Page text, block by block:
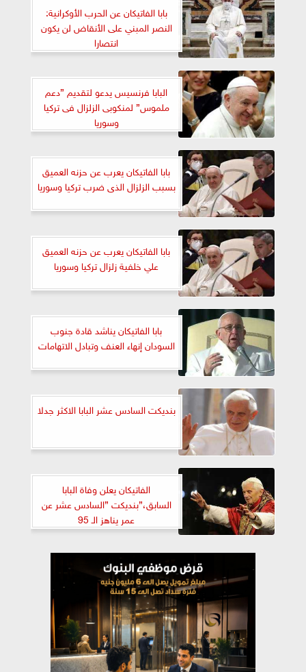
بابا الفاتيكان عن الحرب الأوكرانية:
النصر المبني على الأنقاض لن يكون
انتصارا
البابا فرنسيس يدعو لتقديم ”دعم
ملموس” لمنكوبى الزلزال فى تركيا
وسوريا
بابا الفاتيكان يعرب عن حزنه العميق
بسبب الزلزال الذى ضرب تركيا وسوريا
بابا الفاتيكان يعرب عن حزنه العميق
علي خلفية زلزال تركيا وسوريا
بابا الفاتيكان يناشد قادة جنوب
السودان إنهاء العنف وتبادل الاتهامات
بنديكت السادس عشر البابا الاكثر جدلا
الفاتيكان يعلن وفاة البابا
السابق،”بنديكت ”السادس عشر عن
عمر يناهز الـ 95